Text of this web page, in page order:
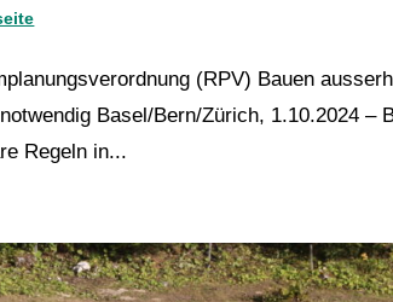
(RPV) Bauen
Basel/Bern/Zürich, 1.10.2024 –
Regeln in...